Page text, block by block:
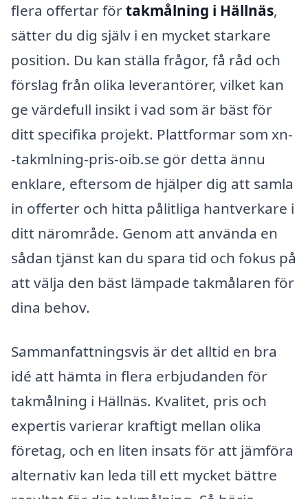
flera offertar förtakmålning i Hällnäs,
sätter du dig själv i en mycket starkare
position. Du kan ställa frågor, få råd och
förslag från olika leverantörer, vilket kan
ge värdefull insikt i vad som är bäst för
ditt specifika projekt. Plattformar som xn-
-takmlning-pris-oib.se gör detta ännu
enklare, eftersom de hjälper dig att samla
in offerter och hitta pålitliga hantverkare i
ditt närområde. Genom att använda en
sådan tjänst kan du spara tid och fokus på
att välja den bäst lämpade takmålaren för
dina behov.
Sammanfattningsvis är det alltid en bra
idé att hämta in flera erbjudanden för
takmålning i Hällnäs. Kvalitet, pris och
expertis varierar kraftigt mellan olika
företag, och en liten insats för att jämföra
alternativ kan leda till ett mycket bättre